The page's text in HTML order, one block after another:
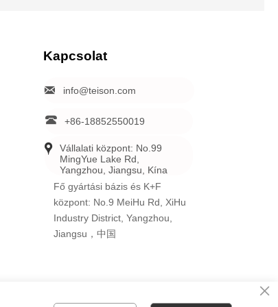
Kapcsolat
 info@teison.com
 +86-18852550019

Vállalati központ: No.99
MingYue Lake Rd,
Yangzhou, Jiangsu, Kína
Fő gyártási bázis és K+F
központ: No.9 MeiHu Rd, XiHu
Industry District, Yangzhou,
Jiangsu，中国
×